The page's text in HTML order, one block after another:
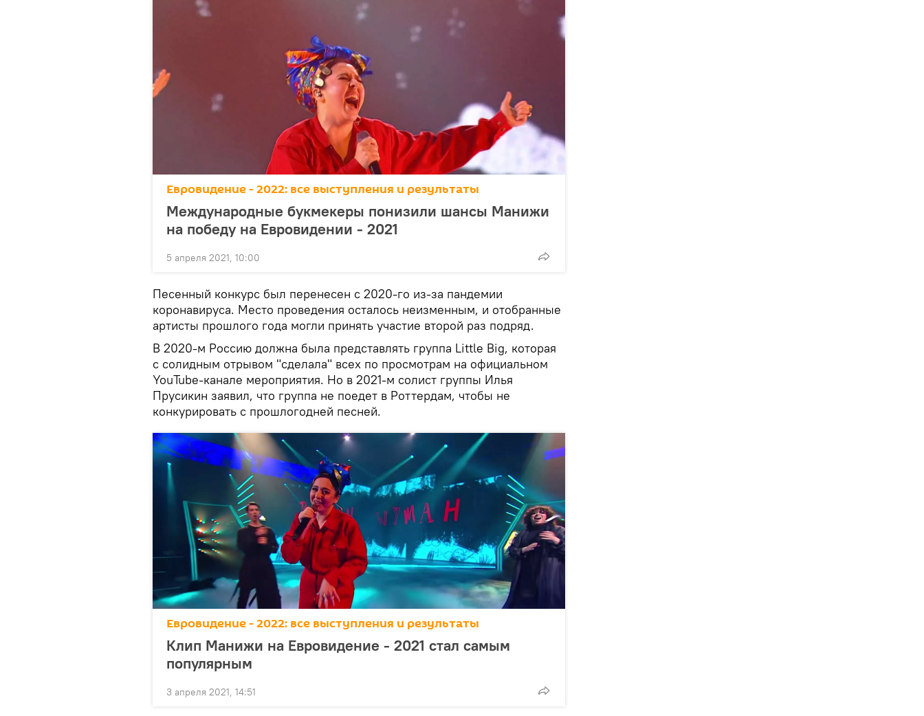
Евровидение - 2022: все выступления и результаты
Международные букмекеры понизили шансы Манижи
на победу на Евровидении - 2021
5 апреля 2021, 10:00
Песенный конкурс был перенесен с 2020-го из-за пандемии
коронавируса. Место проведения осталось неизменным, и отобранные
артисты прошлого года могли принять участие второй раз подряд.
В 2020-м Россию должна была представлять группа Little Big, которая
с солидным отрывом "сделала" всех по просмотрам на официальном
YouTube-канале мероприятия. Но в 2021-м солист группы Илья
Прусикин заявил, что группа не поедет в Роттердам, чтобы не
конкурировать с прошлогодней песней.
Евровидение - 2022: все выступления и результаты
Клип Манижи на Евровидение - 2021 стал самым
популярным
3 апреля 2021, 14:51